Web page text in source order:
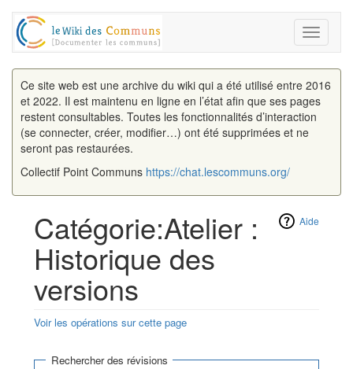
Toggle
Ce site web est une archive du wiki qui a été utilisé entre 2016
et 2022. Il est maintenu en ligne en l’état afin que ses pages
restent consultables. Toutes les fonctionnalités d’interaction
(se connecter, créer, modifier…) ont été supprimées et ne
seront pas restaurées.
Collectif Point Communs https://chat.lescommuns.org/
Aide
Catégorie:Atelier :
Historique des
versions
Voir les opérations sur cette page
Rechercher des révisions